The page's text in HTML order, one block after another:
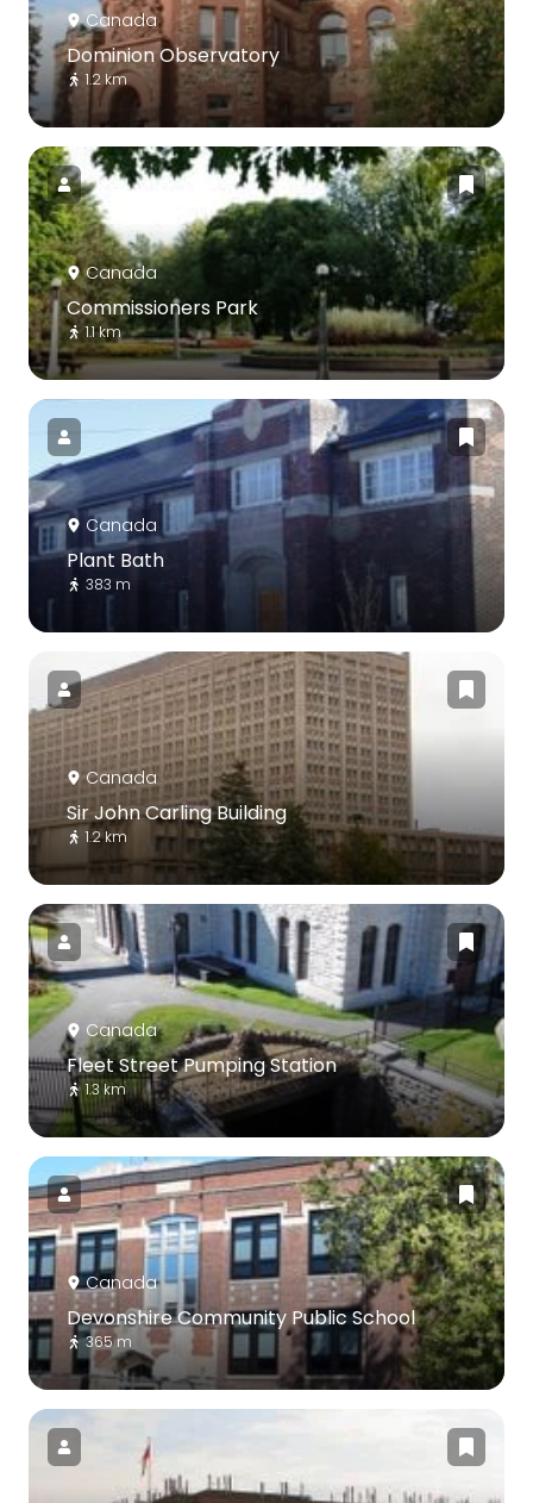
Canada
Dominion Observatory
1.2 km
Canada
Commissioners Park
1.1 km
Canada
Plant Bath
383 m
Canada
Sir John Carling Building
1.2 km
Canada
Fleet Street Pumping Station
1.3 km
Canada
Devonshire Community Public School
365 m